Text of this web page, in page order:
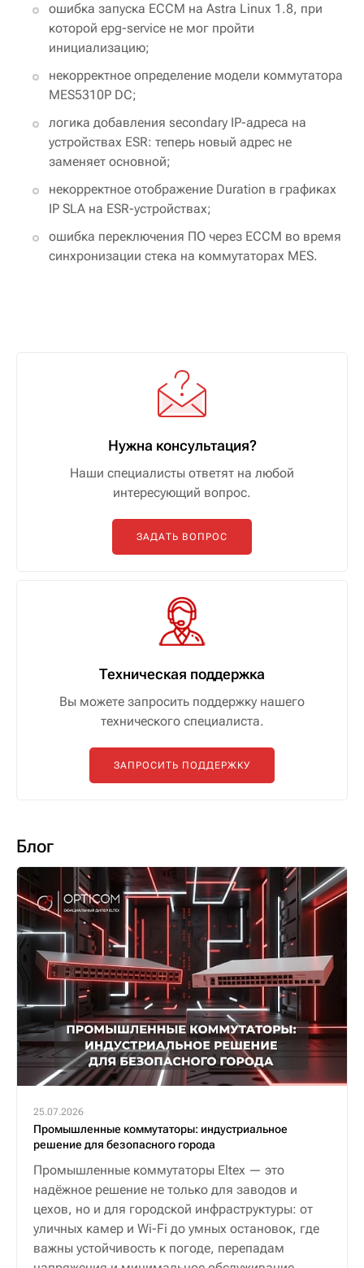
ошибка запуска ECCM на Astra Linux 1.8, при
которой epg-service не мог пройти
инициализацию;
некорректное определение модели коммутатора
MES5310P DC;
логика добавления secondary IP-адреса на
устройствах ESR: теперь новый адрес не
заменяет основной;
некорректное отображение Duration в графиках
IP SLA на ESR-устройствах;
ошибка переключения ПО через ECCM во время
синхронизации стека на коммутаторах MES.
Нужна консультация?
Наши специалисты ответят на любой
интересующий вопрос.
ЗАДАТЬ ВОПРОС
Техническая поддержка
Вы можете запросить поддержку нашего
технического специалиста.
ЗАПРОСИТЬ ПОДДЕРЖКУ
Блог
25.07.2026
Промышленные коммутаторы: индустриальное
решение для безопасного города
Промышленные коммутаторы Eltex — это
надёжное решение не только для заводов и
цехов, но и для городской инфраструктуры: от
уличных камер и Wi-Fi до умных остановок, где
важны устойчивость к погоде, перепадам